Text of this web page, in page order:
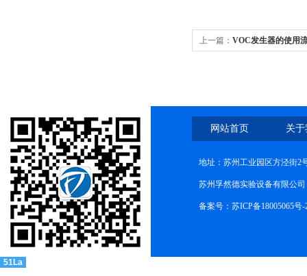
上一篇： VOC发生器的使用
网站首页 关
地址：苏州工业园区方泾街2
苏州孚然德实验设备有限公司
备案号：苏ICP备18005065号-
51La